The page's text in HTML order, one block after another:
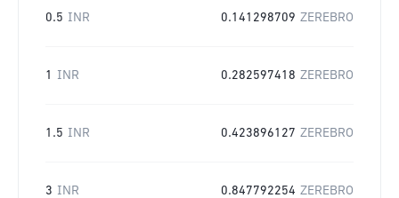
0.5 INR 0.141298709 ZEREBRO
1 INR 0.282597418 ZEREBRO
1.5 INR 0.423896127 ZEREBRO
3 INR 0.847792254 ZEREBRO